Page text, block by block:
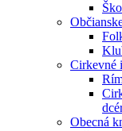
Cirkevné
Obecná